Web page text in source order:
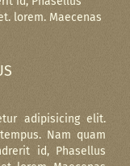
lorem. Maecenas
adipisicing elit.
Nam quam
id, Phasellus